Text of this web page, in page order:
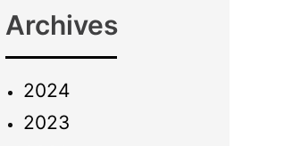
Archives
2024
2023